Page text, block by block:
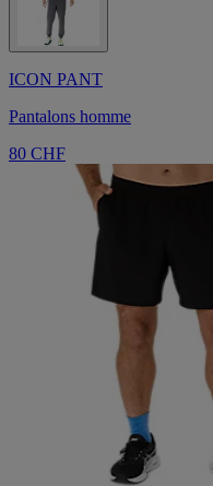
ICON PANT
Pantalons homme
80 CHF